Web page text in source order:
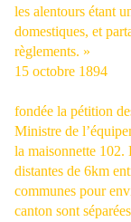
les alentours étant
domestiques, et
règlements. »
15 octobre 1894
fondée la pétition
Ministre de
la maisonnette 102.
distantes de 6km
communes pour
canton sont